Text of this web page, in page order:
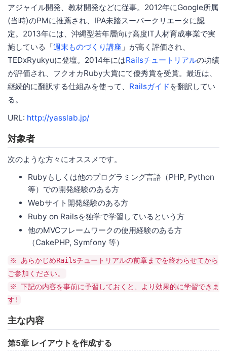
アジャイル開発、教材開発などに従事。2012年にGoogle所属
(当時)のPMに推薦され、IPA未踏スーパークリエータに認
定。2013年には、沖縄型若年層向け高度IT人材育成事業で実
施している「週末ものづくり講座 」が高く評価され、
TEDxRyukyuに登壇。2014年にはRailsチュートリアルの功績
が評価され、フクオカRuby大賞にて優秀賞を受賞。最近は、
継続的に翻訳する仕組みを使って、 Railsガイド を翻訳してい
る。
URL: http://yasslab.jp/
対象者
次のような方々にオススメです。
Rubyもしくは他のプログラミング言語（PHP, Python
等）での開発経験のある方
Webサイト開発経験のある方
Ruby on Railsを独学で学習しているという方
他のMVCフレームワークの使用経験のある方
（CakePHP, Symfony 等）
※ あらかじめRailsチュートリアルの前章までを終わらせてから
ご参加ください。
※ 下記の内容を事前に予習しておくと、より効果的に学習できま
す!
主な内容
第5章 レイアウトを作成する